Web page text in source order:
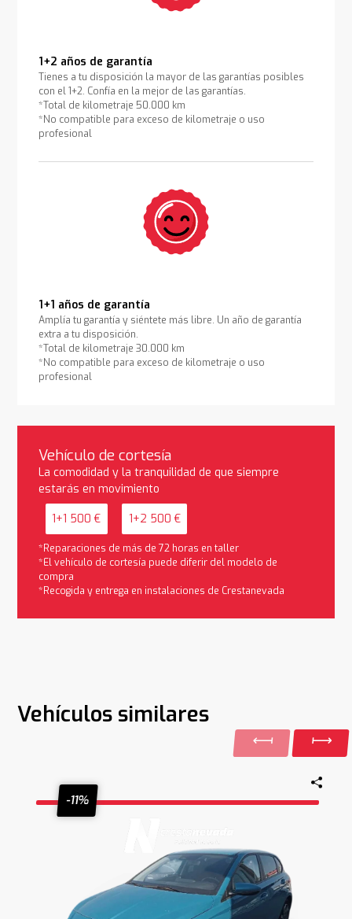
1+2 años de garantía
Tienes a tu disposición la mayor de las garantías posibles
con el 1+2. Confía en la mejor de las garantías.
*Total de kilometraje 50.000 km
*No compatible para exceso de kilometraje o uso
profesional
1+1 años de garantía
Amplía tu garantía y siéntete más libre. Un año de garantía
extra a tu disposición.
*Total de kilometraje 30.000 km
*No compatible para exceso de kilometraje o uso
profesional
Vehículo de cortesía
La comodidad y la tranquilidad de que siempre
estarás en movimiento
1+1 500 € 1+2 500 €
*Reparaciones de más de 72 horas en taller
*El vehículo de cortesía puede diferir del modelo de
compra
*Recogida y entrega en instalaciones de Crestanevada
Vehículos similares
-11%